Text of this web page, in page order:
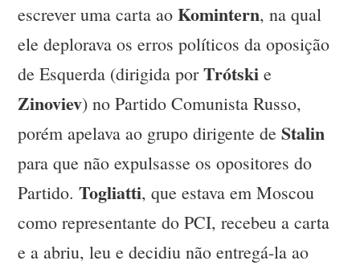
escrever uma carta aoKomintern, na qual
ele deplorava os erros políticos da oposição
de Esquerda (dirigida porTrótski e
Zinoviev) no Partido Comunista Russo,
porém apelava ao grupo dirigente deStalin
para que não expulsasse os opositores do
Partido.Togliatti, que estava em Moscou
como representante do PCI, recebeu a carta
e a abriu, leu e decidiu não entregá-la ao